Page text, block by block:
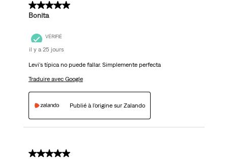
5 sur 5 étoiles.
Bonita
VÉRIFIÉ
il y a 25 jours
Levi's típica no puede fallar. Simplemente perfecta
Traduire avec Google
Publié à l'origine sur Zalando
5 sur 5 étoiles.